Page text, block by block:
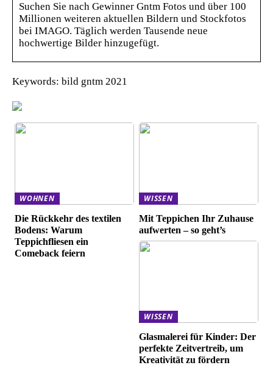
Suchen Sie nach Gewinner Gntm Fotos und über 100
Millionen weiteren aktuellen Bildern und Stockfotos
bei IMAGO. Täglich werden Tausende neue
hochwertige Bilder hinzugefügt.
Keywords: bild gntm 2021
WOHNEN
Die Rückkehr des textilen
Bodens: Warum
Teppichfliesen ein
Comeback feiern
WISSEN
Mit Teppichen Ihr Zuhause
aufwerten – so geht’s
WISSEN
Glasmalerei für Kinder: Der
perfekte Zeitvertreib, um
Kreativität zu fördern